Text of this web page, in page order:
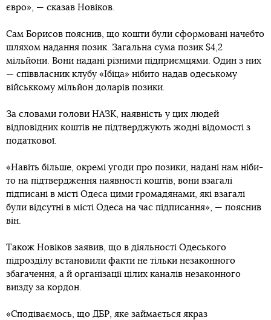
євро», — сказав Новіков.
Сам Борисов пояснив, що кошти були сформовані начебто
шляхом надання позик. Загальна сума позик $4,2
мільйони. Вони надані різними підприємцями. Один з них
— співвласник клубу «Ібіца» нібито надав одеському
військкому мільйон доларів позики.
За словами голови НАЗК, наявність у цих людей
відповідних коштів не підтверджують жодні відомості з
податкової.
«Навіть більше, окремі угоди про позики, надані нам ніби-
то на підтвердження наявності коштів, вони взагалі
підписані в місті Одеса цими громадянами, які взагалі
були відсутні в місті Одеса на час підписання», — пояснив
він.
Також Новіков заявив, що в діяльності Одеського
підрозділу встановили факти не тільки незаконного
збагачення, а й організації цілих каналів незаконного
виїзду за кордон.
«Сподіваємось, що ДБР, яке займається якраз